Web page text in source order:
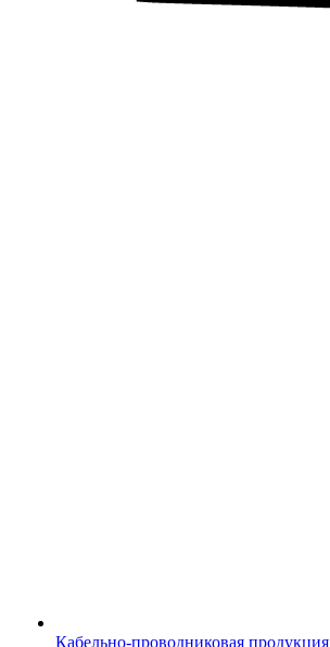
Кабельно-проводниковая продукция